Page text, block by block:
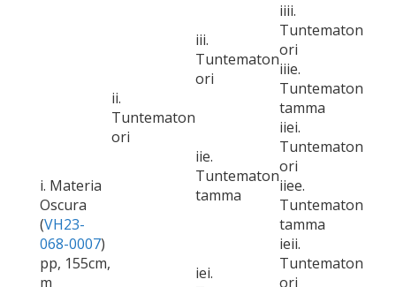
i. Materia
Oscura
(VH23-
068-0007)
pp, 155cm,
m
ii.
Tuntematon
ori
iii.
Tuntematon
ori
iiii.
Tuntematon
ori
iiie.
Tuntematon
tamma
iie.
Tuntematon
tamma
iiei.
Tuntematon
ori
iiee.
Tuntematon
tamma
iei.
ieii.
Tuntematon
ori